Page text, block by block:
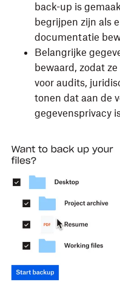
back-up is
begrijpen zijn als
documentatie
Belangrijke
bewaard, zodat
voor audits,
tonen dat aan de
gegevensprivacy